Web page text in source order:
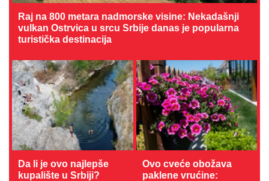
Raj na 800 metara nadmorske visine: Nekadašnji
vulkan Ostrvica u srcu Srbije danas je popularna
turistička destinacija
Da li je ovo najlepše
kupalište u Srbiji?
Ovo cveće obožava
paklene vrućine: